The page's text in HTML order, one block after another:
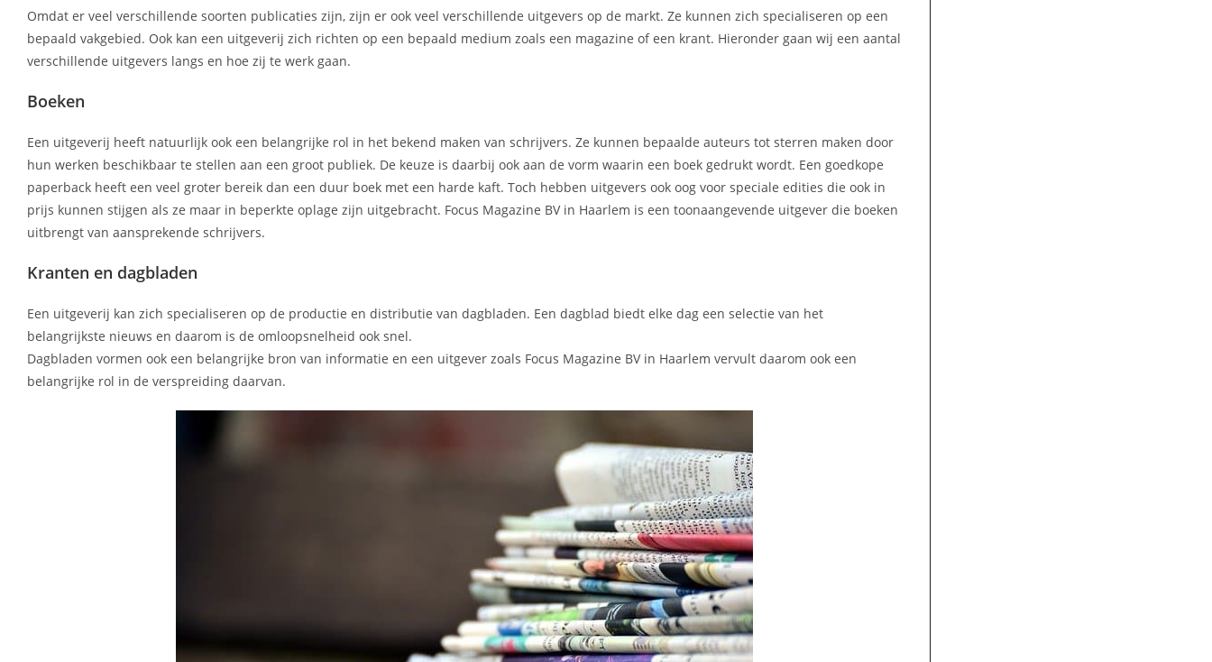
Omdat er veel verschillende soorten publicaties zijn, zijn er ook veel verschillende uitgevers op de markt. Ze kunnen zich specialiseren op een
bepaald vakgebied. Ook kan een uitgeverij zich richten op een bepaald medium zoals een magazine of een krant. Hieronder gaan wij een aantal
verschillende uitgevers langs en hoe zij te werk gaan.
Boeken
Een uitgeverij heeft natuurlijk ook een belangrijke rol in het bekend maken van schrijvers. Ze kunnen bepaalde auteurs tot sterren maken door
hun werken beschikbaar te stellen aan een groot publiek. De keuze is daarbij ook aan de vorm waarin een boek gedrukt wordt. Een goedkope
paperback heeft een veel groter bereik dan een duur boek met een harde kaft. Toch hebben uitgevers ook oog voor speciale edities die ook in
prijs kunnen stijgen als ze maar in beperkte oplage zijn uitgebracht. Focus Magazine BV in Haarlem is een toonaangevende uitgever die boeken
uitbrengt van aansprekende schrijvers.
Kranten en dagbladen
Een uitgeverij kan zich specialiseren op de productie en distributie van dagbladen. Een dagblad biedt elke dag een selectie van het
belangrijkste nieuws en daarom is de omloopsnelheid ook snel.
Dagbladen vormen ook een belangrijke bron van informatie en een uitgever zoals Focus Magazine BV in Haarlem vervult daarom ook een
belangrijke rol in de verspreiding daarvan.